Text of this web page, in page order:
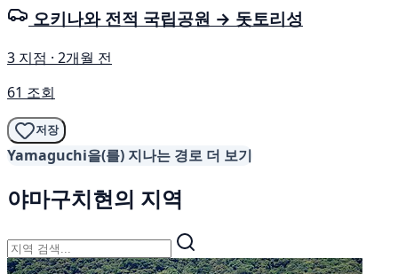
오키나와 전적 국립공원 → 돗토리성
3 지점 · 2개월 전
61 조회
저장
Yamaguchi을(를) 지나는 경로 더 보기
야마구치현의 지역